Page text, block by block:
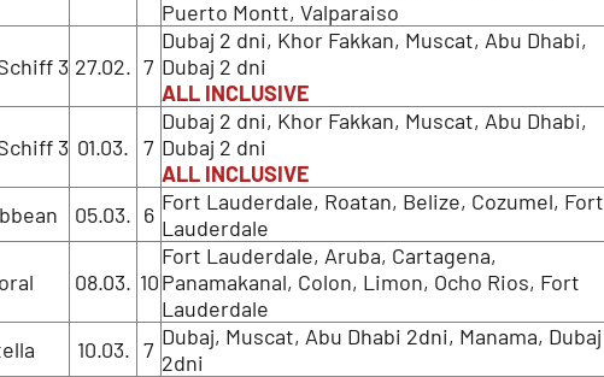
Puerto Montt, Valparaiso
3 27.02. 7
Dubaj 2 dni, Khor Fakkan, Muscat, Abu Dhabi,
Dubaj 2 dni
ALL INCLUSIVE
3 01.03. 7
Dubaj 2 dni, Khor Fakkan, Muscat, Abu Dhabi,
Dubaj 2 dni
ALL INCLUSIVE
05.03. 6 Fort Lauderdale, Roatan, Belize, Cozumel, Fort
Lauderdale
08.03. 10
Fort Lauderdale, Aruba, Cartagena,
Panamakanal, Colon, Limon, Ocho Rios, Fort
Lauderdale
10.03. 7 Dubaj, Muscat, Abu Dhabi 2dni, Manama, Dubaj
2dni